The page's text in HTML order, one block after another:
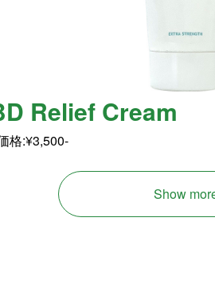
Relief Cream
格:¥3,500-
Show